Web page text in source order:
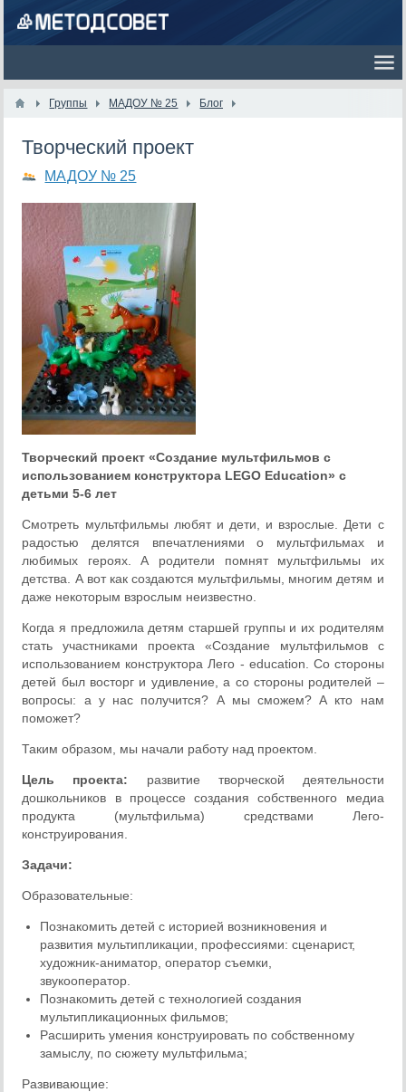
Группы МАДОУ № 25 Блог
Творческий проект
МАДОУ № 25
Творческий проект«Создание мультфильмов с
использованием конструктора LEGO Education»с
детьми 5-6 лет
Смотреть мультфильмы любят и дети, и взрослые. Дети с
радостью делятся впечатлениями о мультфильмах и
любимых героях. А родители помнят мультфильмы их
детства. А вот как создаются мультфильмы, многим детям и
даже некоторым взрослым неизвестно.
Когда я предложила детям старшей группы и их родителям
стать участниками проекта «Создание мультфильмов с
использованием конструктора Лего - education. Со стороны
детей был восторг и удивление, а со стороны родителей –
вопросы: а у нас получится? А мы сможем? А кто нам
поможет?
Таким образом, мы начали работу над проектом.
Цель проекта: развитие творческой деятельности
дошкольников в процессе создания собственного медиа
продукта (мультфильма) средствами Лего-
конструирования.
Задачи:
Образовательные:
Познакомить детей с историей возникновения и
развития мультипликации, профессиями: сценарист,
художник-аниматор, оператор съемки,
звукооператор.
Познакомить детей с технологией создания
мультипликационных фильмов;
Расширить умения конструировать по собственному
замыслу, по сюжету мультфильма;
Развивающие: